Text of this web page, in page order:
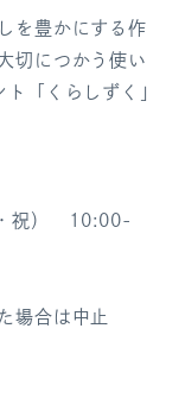
を豊かにする作
切につかう使い
「くらしずく」
祝） 10:00-
場合は中止